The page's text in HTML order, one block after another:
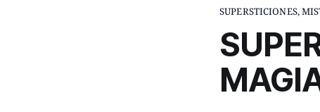
SUPERSTICIONES,